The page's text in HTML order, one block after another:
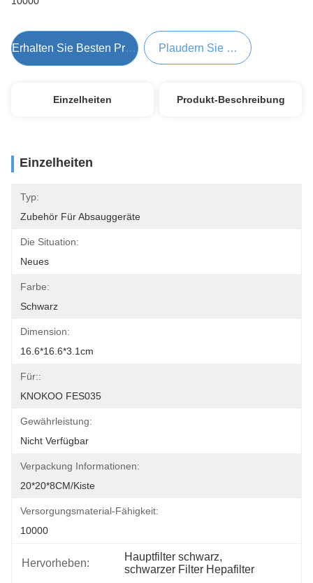
Erhalten Sie Besten Preis Plaudern Sie Jetzt
Einzelheiten Produkt-Beschreibung
Einzelheiten
Typ:
Zubehör Für Absauggeräte
Die Situation:
Neues
Farbe:
Schwarz
Dimension:
16.6*16.6*3.1cm
Für::
KNOKOO FES035
Gewährleistung:
Nicht Verfügbar
Verpackung Informationen:
20*20*8CM/Kiste
Versorgungsmaterial-Fähigkeit:
10000
Hervorheben:
Hauptfilter schwarz,
schwarzer Filter Hepafilter